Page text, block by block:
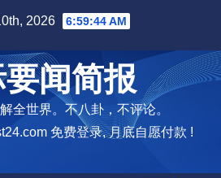
2026 6:59:45 AM
闻简报
全世界。不八卦，不评论。
免费登录, 月底自愿付款 !